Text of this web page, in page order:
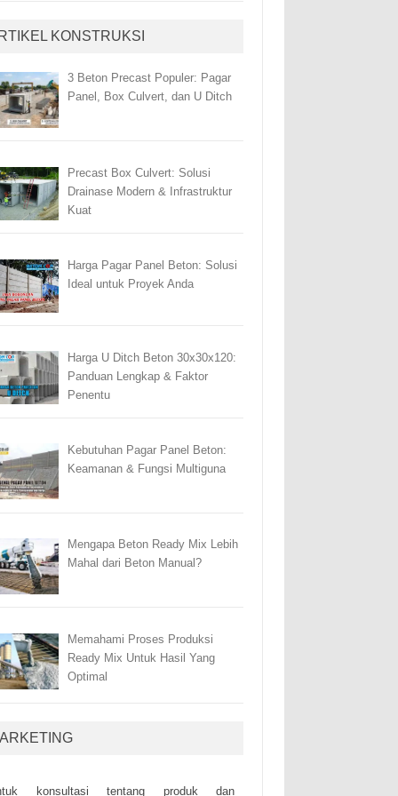
KONSTRUKSI
3 Beton Precast Populer: Pagar
Panel, Box Culvert, dan U Ditch
Precast Box Culvert: Solusi
Drainase Modern & Infrastruktur
Kuat
Harga Pagar Panel Beton: Solusi
Ideal untuk Proyek Anda
Harga U Ditch Beton 30x30x120:
Panduan Lengkap & Faktor
Penentu
Kebutuhan Pagar Panel Beton:
Keamanan & Fungsi Multiguna
Mengapa Beton Ready Mix Lebih
Mahal dari Beton Manual?
Memahami Proses Produksi
Ready Mix Untuk Hasil Yang
Optimal
kоnsultаsі tеntаng рrоduk dаn